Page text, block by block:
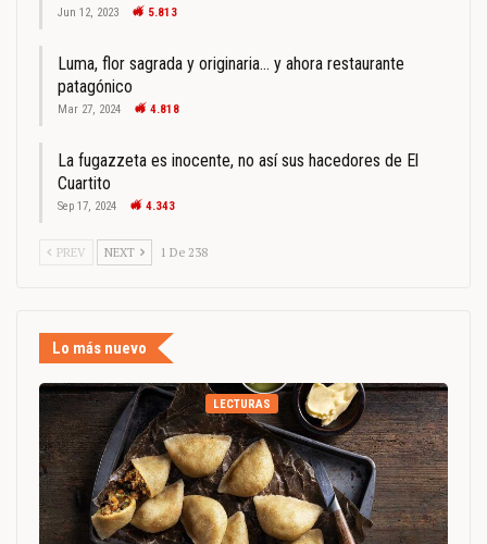
Jun 12, 2023 5.813
Luma, flor sagrada y originaria… y ahora restaurante
patagónico
Mar 27, 2024 4.818
La fugazzeta es inocente, no así sus hacedores de El
Cuartito
Sep 17, 2024 4.343
PREV NEXT 1 De 238
Lo más nuevo
LECTURAS